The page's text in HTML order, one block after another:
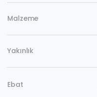
Malzeme
Yakınlık
Ebat